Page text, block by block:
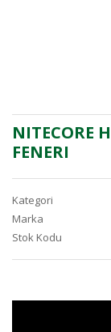
NITECORE
FENERI
Kategori
Marka
Stok Kodu